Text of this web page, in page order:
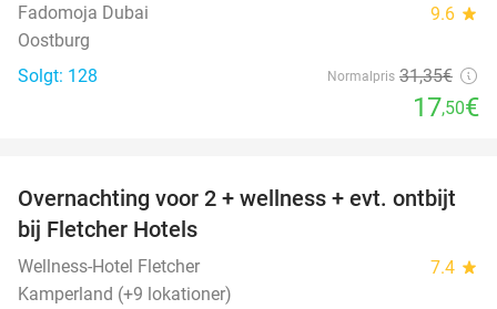
Fadomoja Dubai 9.6 star
Oostburg
Solgt: 128
Normalpris 31,35€
17,50€
55%
Overnachting voor 2 + wellness + evt. ontbijt
bij Fletcher Hotels
Wellness-Hotel Fletcher 7.4 star
Kamperland (+9 lokationer)